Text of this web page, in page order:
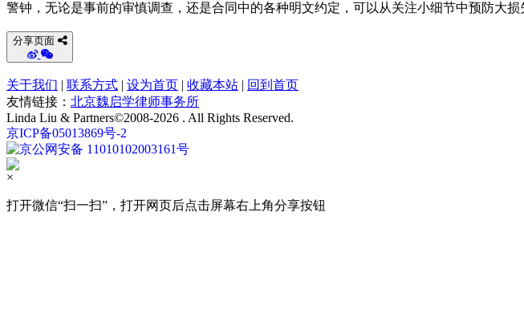
警钟，无论是事前的审慎调查，还是合同中的各种明文约定，可以从关注小细节中预防大损
分享页面
关于我们 | 联系方式 | 设为首页 | 收藏本站 | 回到首页
友情链接： 北京魏启学律师事务所
Linda Liu & Partners©2008-2026 . All Rights Reserved.
京ICP备05013869号-2
京公网安备 11010102003161号
×
打开微信“扫一扫”，打开网页后点击屏幕右上角分享按钮